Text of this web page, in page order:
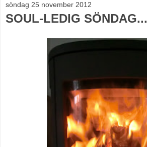
söndag 25 november 2012
SOUL-LEDIG SÖNDAG...